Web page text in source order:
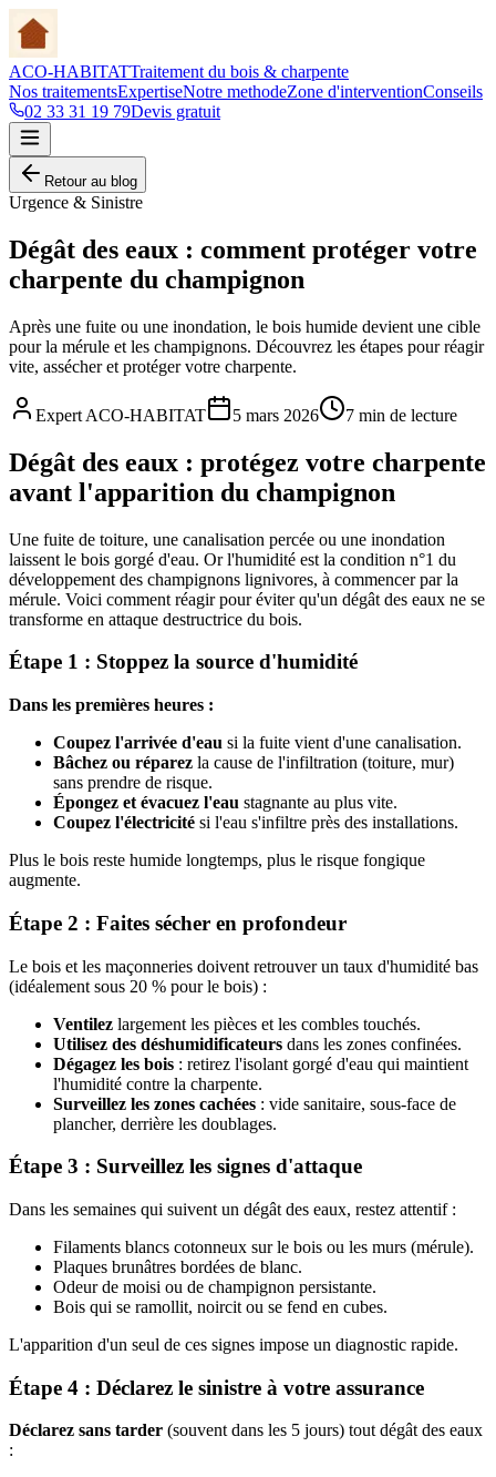
ACO-HABITATTraitement du bois & charpente
Nos traitementsExpertiseNotre methodeZone d'interventionConseils
02 33 31 19 79Devis gratuit
Retour au blog
Urgence & Sinistre
Dégât des eaux : comment protéger votre
charpente du champignon
Après une fuite ou une inondation, le bois humide devient une cible
pour la mérule et les champignons. Découvrez les étapes pour réagir
vite, assécher et protéger votre charpente.
Expert ACO-HABITAT 5 mars 2026 7 min de lecture
Dégât des eaux : protégez votre charpente
avant l'apparition du champignon
Une fuite de toiture, une canalisation percée ou une inondation
laissent le bois gorgé d'eau. Or l'humidité est la condition n°1 du
développement des champignons lignivores, à commencer par la
mérule. Voici comment réagir pour éviter qu'un dégât des eaux ne se
transforme en attaque destructrice du bois.
Étape 1 : Stoppez la source d'humidité
Dans les premières heures :
Coupez l'arrivée d'eau si la fuite vient d'une canalisation.
Bâchez ou réparez la cause de l'infiltration (toiture, mur)
sans prendre de risque.
Épongez et évacuez l'eau stagnante au plus vite.
Coupez l'électricité si l'eau s'infiltre près des installations.
Plus le bois reste humide longtemps, plus le risque fongique
augmente.
Étape 2 : Faites sécher en profondeur
Le bois et les maçonneries doivent retrouver un taux d'humidité bas
(idéalement sous 20 % pour le bois) :
Ventilez largement les pièces et les combles touchés.
Utilisez des déshumidificateurs dans les zones confinées.
Dégagez les bois : retirez l'isolant gorgé d'eau qui maintient
l'humidité contre la charpente.
Surveillez les zones cachées : vide sanitaire, sous-face de
plancher, derrière les doublages.
Étape 3 : Surveillez les signes d'attaque
Dans les semaines qui suivent un dégât des eaux, restez attentif :
Filaments blancs cotonneux sur le bois ou les murs (mérule).
Plaques brunâtres bordées de blanc.
Odeur de moisi ou de champignon persistante.
Bois qui se ramollit, noircit ou se fend en cubes.
L'apparition d'un seul de ces signes impose un diagnostic rapide.
Étape 4 : Déclarez le sinistre à votre assurance
Déclarez sans tarder (souvent dans les 5 jours) tout dégât des eaux
: